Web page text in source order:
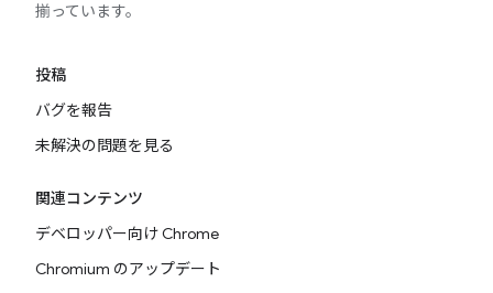
揃っています。
投稿
バグを報告
未解決の問題を見る
関連コンテンツ
デベロッパー向け Chrome
Chromium のアップデート